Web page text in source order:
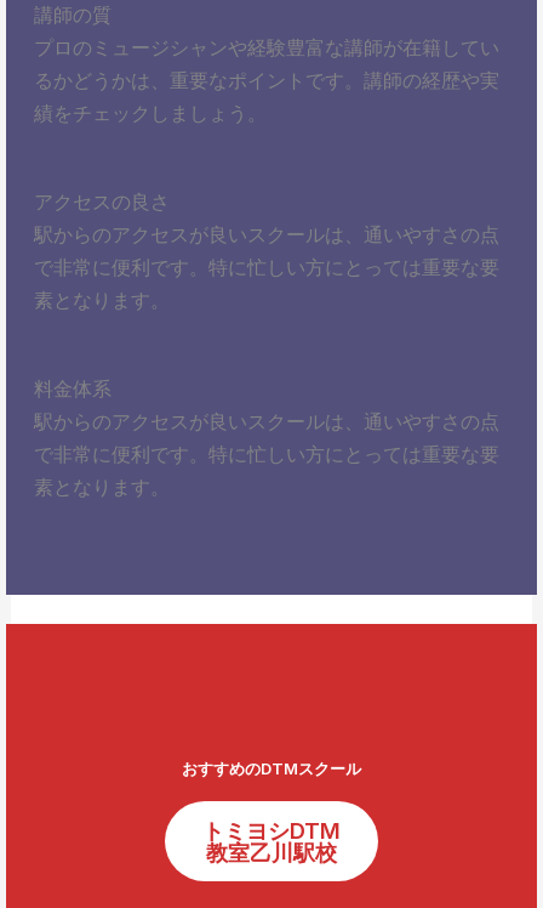
講師の質
プロのミュージシャンや経験豊富な講師が在籍してい
るかどうかは、重要なポイントです。講師の経歴や実
績をチェックしましょう。
アクセスの良さ
駅からのアクセスが良いスクールは、通いやすさの点
で非常に便利です。特に忙しい方にとっては重要な要
素となります。
料金体系
駅からのアクセスが良いスクールは、通いやすさの点
で非常に便利です。特に忙しい方にとっては重要な要
素となります。
おすすめのDTMスクール
トミヨシDTM
教室乙川駅校